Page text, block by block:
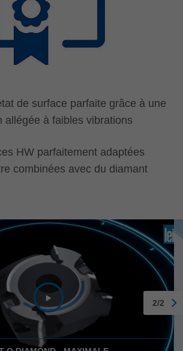
de surface parfaite grâce à une
allégée à faibles vibrations
HW parfaitement adaptées
combinées avec du diamant
2/2